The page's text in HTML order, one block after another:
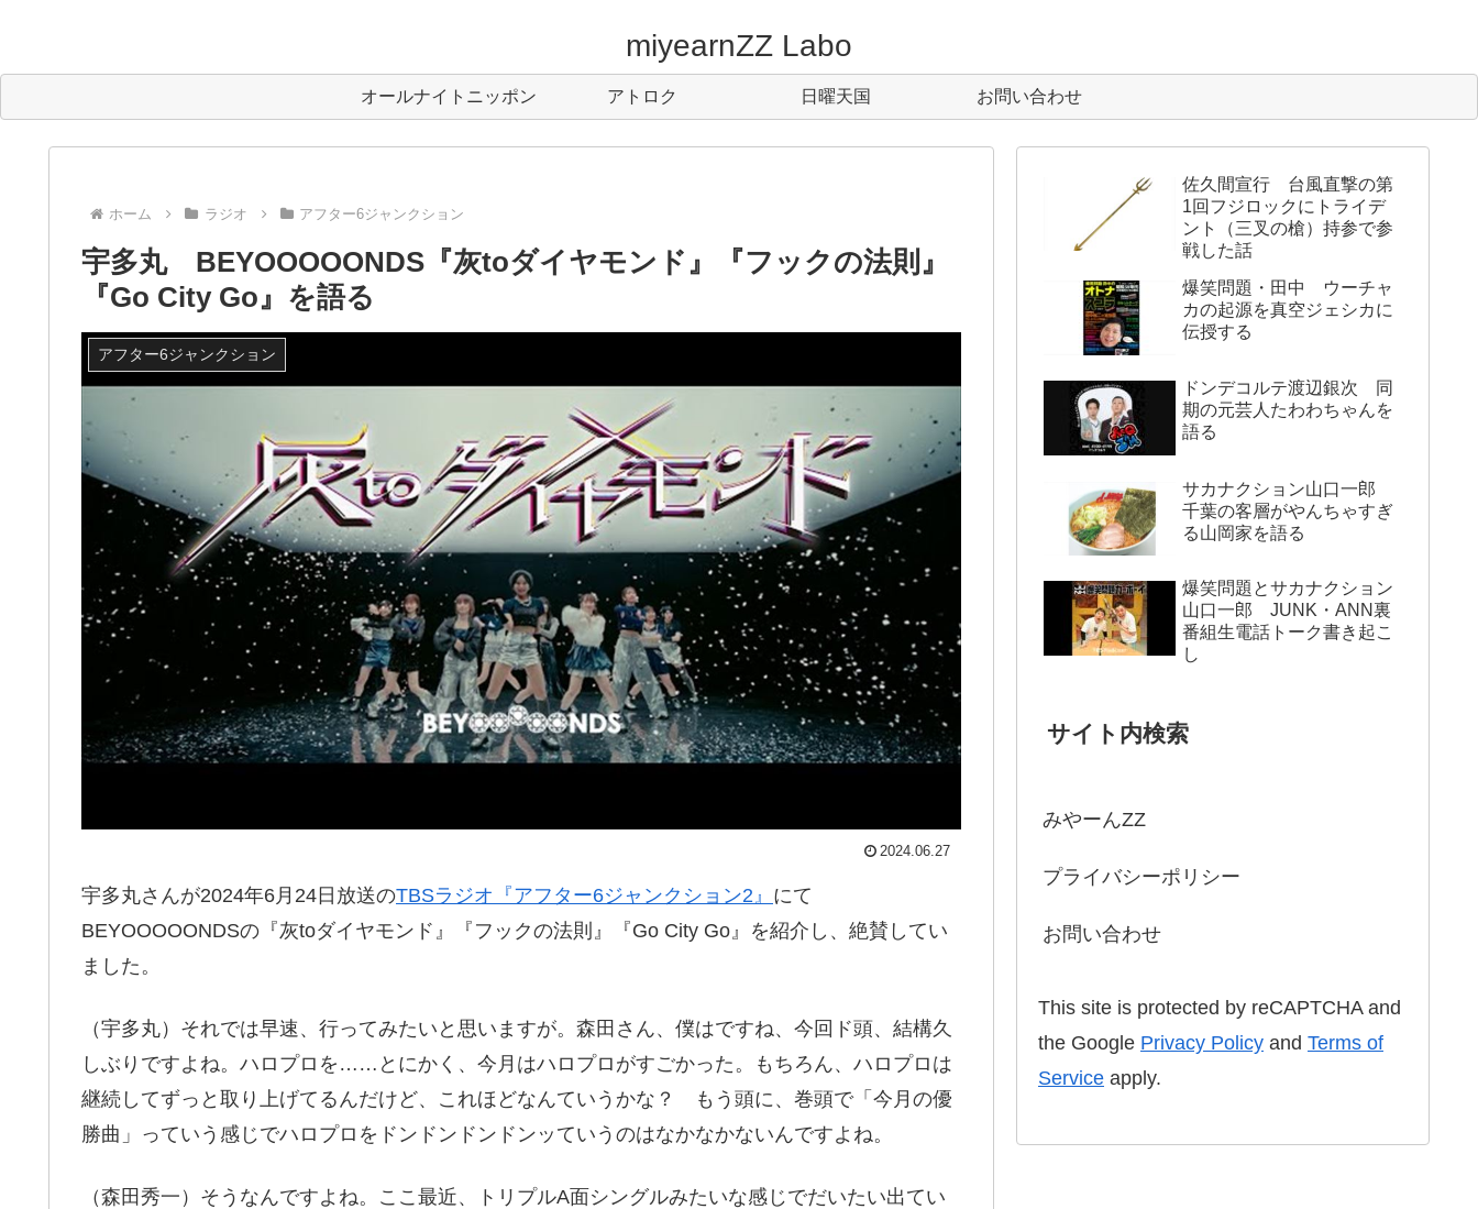
miyearnZZ Labo
オールナイトニッポン アトロク 日曜天国 お問い合わせ
ホーム ラジオ アフター6ジャンクション
宇多丸 BEYOOOOONDS『灰toダイヤモンド』『フックの法則』
『Go City Go』を語る
アフター6ジャンクション
2024.06.27
宇多丸さんが2024年6月24日放送のTBSラジオ『アフター6ジャンクション2』 にて
BEYOOOOONDSの『灰toダイヤモンド』『フックの法則』『Go City Go』を紹介し、絶賛してい
ました。
（宇多丸）それでは早速、行ってみたいと思いますが。森田さん、僕はですね、今回ド頭、結構久
しぶりですよね。ハロプロを……とにかく、今月はハロプロがすごかった。もちろん、ハロプロは
継続してずっと取り上げてるんだけど、これほどなんていうかな？ もう頭に、巻頭で「今月の優
勝曲」っていう感じでハロプロをドンドンドンドンッていうのはなかなかないんですよね。
（森田秀一）そうなんですよね。ここ最近、トリプルA面シングルみたいな感じでだいたい出てい
佐久間宣行 台風直撃の第
1回フジロックにトライデ
ント（三叉の槍）持参で参
戦した話
爆笑問題・田中 ウーチャ
カの起源を真空ジェシカに
伝授する
ドンデコルテ渡辺銀次 同
期の元芸人たわわちゃんを
語る
サカナクション山口一郎
千葉の客層がやんちゃすぎ
る山岡家を語る
爆笑問題とサカナクション
山口一郎 JUNK・ANN裏
番組生電話トーク書き起こ
し
サイト内検索
みやーんZZ
プライバシーポリシー
お問い合わせ
This site is protected by reCAPTCHA and
the Google Privacy Policy and Terms of
Service apply.